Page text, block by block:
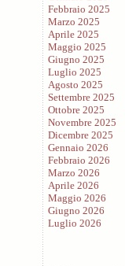
Febbraio 2025
Marzo 2025
Aprile 2025
Maggio 2025
Giugno 2025
Luglio 2025
Agosto 2025
Settembre 2025
Ottobre 2025
Novembre 2025
Dicembre 2025
Gennaio 2026
Febbraio 2026
Marzo 2026
Aprile 2026
Maggio 2026
Giugno 2026
Luglio 2026